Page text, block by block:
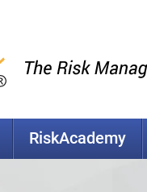
RiskAcademy